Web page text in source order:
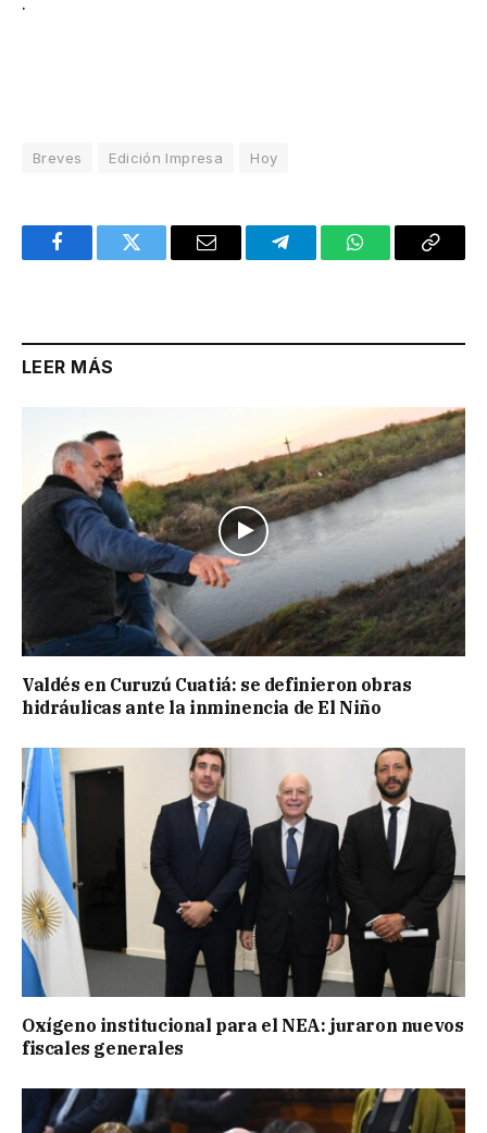
Breves Edición Impresa Hoy
FacebookTwitter Email TelegramWhatsAppCopy
LEER MÁS
Valdés en Curuzú Cuatiá: se definieron obras
hidráulicas ante la inminencia de El Niño
Oxígeno institucional para el NEA: juraron nuevos
fiscales generales